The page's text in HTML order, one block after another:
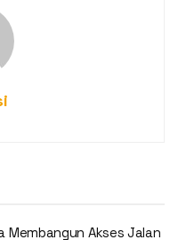
Membangun Akses Jalan